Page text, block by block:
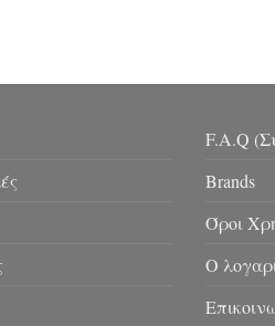
F.A.Q
Brands
Όροι
Ο